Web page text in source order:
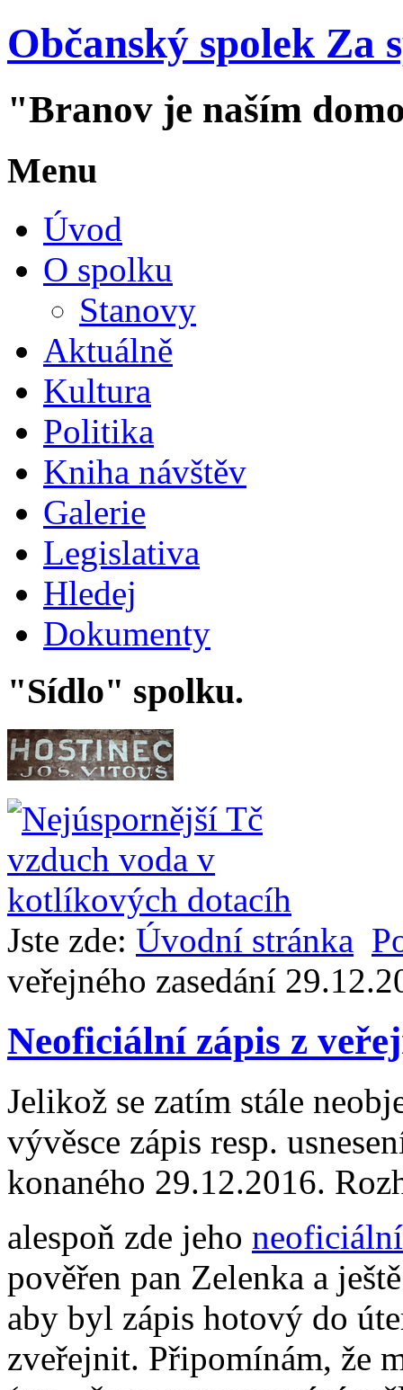
Občanský spolek Za
"Branov je naším
Menu
Úvod
O spolku
Stanovy
Aktuálně
Kultura
Politika
Kniha návštěv
Galerie
Legislativa
Hledej
Dokumenty
"Sídlo" spolku.
Jste zde: Úvodní stránka
veřejného zasedání
Neoficiální zápis z
Jelikož se zatím stále
vývěsce zápis resp.
konaného 29.12.2016.
alespoň zde jeho
pověřen pan Zelenka a
aby byl zápis hotový do
zveřejnit. Připomínám, že